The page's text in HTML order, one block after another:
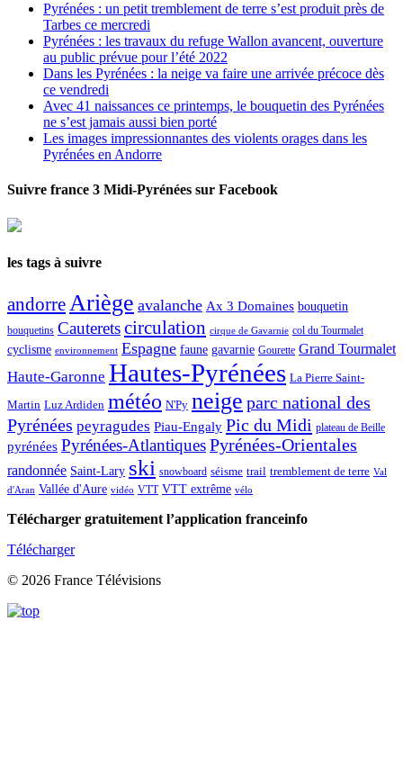
Pyrénées : un petit tremblement de terre s’est produit près de
Tarbes ce mercredi
Pyrénées : les travaux du refuge Wallon avancent, ouverture
au public prévue pour l’été 2022
Dans les Pyrénées : la neige va faire une arrivée précoce dès
ce vendredi
Avec 41 naissances ce printemps, le bouquetin des Pyrénées
ne s’est jamais aussi bien porté
Les images impressionnantes des violents orages dans les
Pyrénées en Andorre
Suivre france 3 Midi-Pyrénées sur Facebook
les tags à suivre
andorreAriège avalanche Ax 3 Domaines bouquetin
bouquetins Cauteretscirculation cirque de Gavarnie col du Tourmalet
cyclisme environnement Espagne faune gavarnie Gourette Grand Tourmalet
Haute-Garonne Hautes-Pyrénées La Pierre Saint-
Martin Luz Ardiden météo N'Py neige parc national des
Pyrénées peyragudes Piau-Engaly Pic du Midi plateau de Beille
pyrénées Pyrénées-AtlantiquesPyrénées-Orientales
randonnée Saint-Lary ski snowboard séisme trail tremblement de terre Val
d'Aran Vallée d'Aure vidéo VTT VTT extrême vélo
Télécharger gratuitement l’application franceinfo
Télécharger
© 2026 France Télévisions